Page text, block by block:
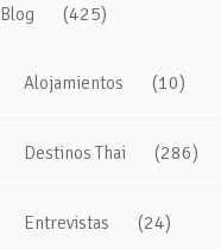
Blog (425)
Alojamientos (10)
Destinos Thai (286)
Entrevistas (24)